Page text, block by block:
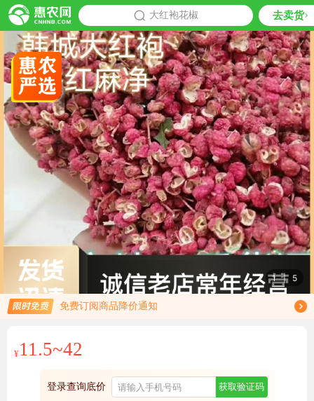
大红袍花椒 去卖货
1 | 5
限时免费订阅大红袍花椒行情趋势
免费订阅商品降价通知
¥11.5~42
登录查询底价 获取验证码